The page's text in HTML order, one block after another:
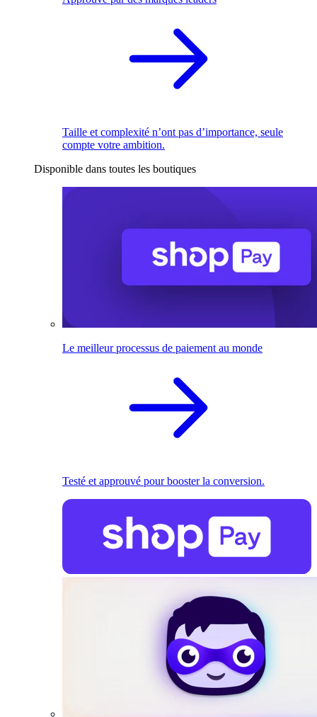
Taille et complexité n’ont pas d’importance, seule
compte votre ambition.
Disponible dans toutes les boutiques
Le meilleur processus de paiement au monde
Testé et approuvé pour booster la conversion.